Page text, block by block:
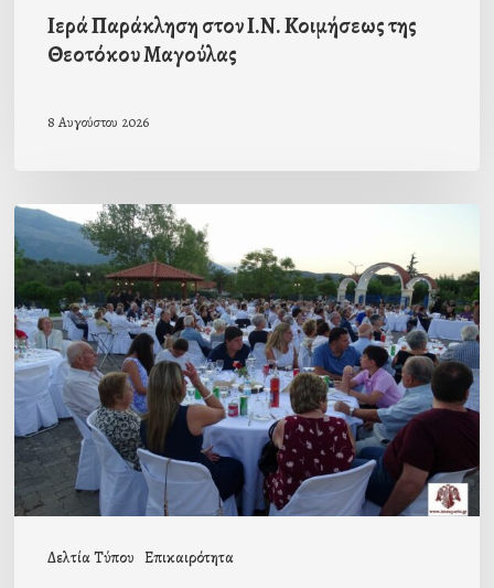
Ιερά Παράκληση στον Ι.Ν. Κοιμήσεως της
Θεοτόκου Μαγούλας
8 Αυγούστου 2026
Δελτία Τύπου Επικαιρότητα
Πρόσκληση
προς
τους
Ομογενείς
μας